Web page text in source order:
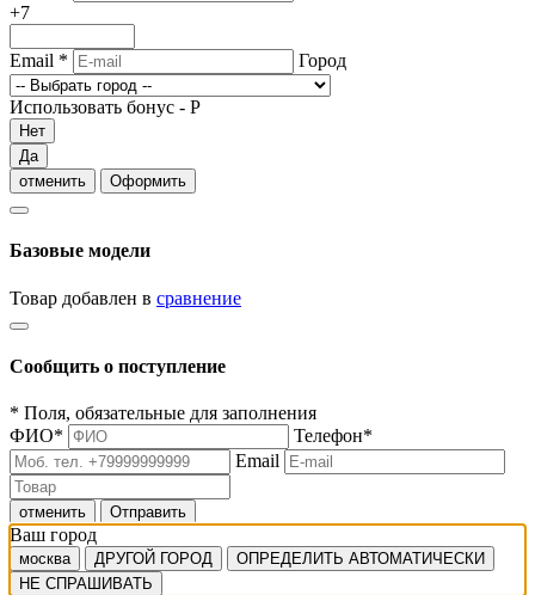
+7
Email * Город
Использовать бонус - Р
Нет
Да
отменить
Оформить
Базовые модели
Товар добавлен в сравнение
Сообщить о поступление
* Поля, обязательные для заполнения
ФИО* Телефон*
Email
отменить Отправить
Ваш город
москва ДРУГОЙ ГОРОД
ОПРЕДЕЛИТЬ АВТОМАТИЧЕСКИ
НЕ СПРАШИВАТЬ